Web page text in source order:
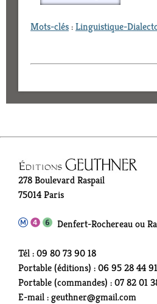
Mots-clés:Linguistique-
278 Boulevard Raspail
75014 Paris
Denfert-Rochereau ou
Tél : 09 80 73 90 18
Portable (éditions) : 06 95 28 44 91
Portable (commandes) : 07 82 01
E-mail : geuthner@gmail.com